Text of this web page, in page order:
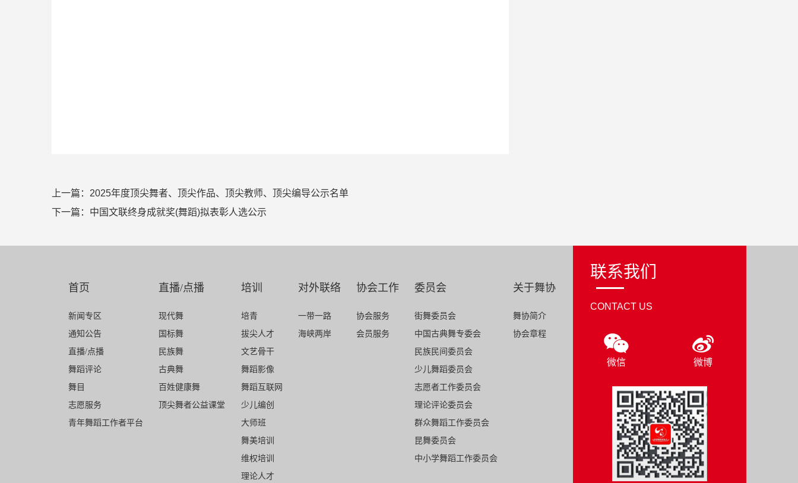
上一篇： 2025年度顶尖舞者、顶尖作品、顶尖教师、顶尖编导公示名单
下一篇： 中国文联终身成就奖(舞蹈)拟表彰人选公示
首页
新闻专区
通知公告
直播/点播
舞蹈评论
舞目
志愿服务
青年舞蹈工作者平台
直播/点播
现代舞
国标舞
民族舞
古典舞
百姓健康舞
顶尖舞者公益课堂
培训
培青
拔尖人才
文艺骨干
舞蹈影像
舞蹈互联网
少儿编创
大师班
舞美培训
维权培训
理论人才
对外联络
一带一路
海峡两岸
协会工作
协会服务
会员服务
委员会
街舞委员会
中国古典舞专委会
民族民间委员会
少儿舞蹈委员会
志愿者工作委员会
理论评论委员会
群众舞蹈工作委员会
昆舞委员会
中小学舞蹈工作委员会
关于舞协
舞协简介
协会章程
联系我们
CONTACT US
微信 微博